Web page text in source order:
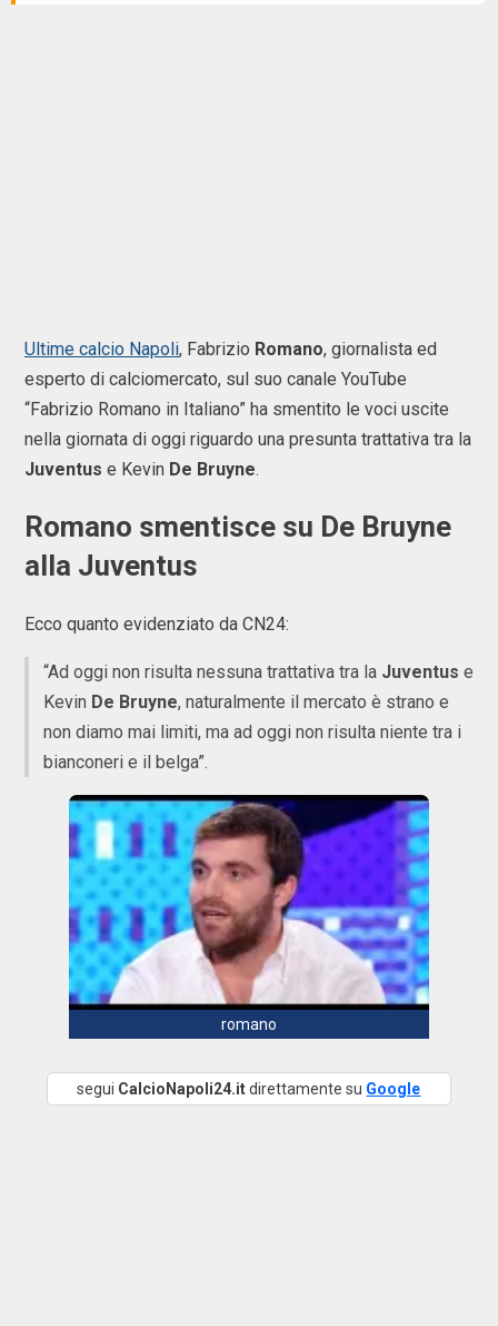
Ultime calcio Napoli, Fabrizio Romano, giornalista ed
esperto di calciomercato, sul suo canale YouTube
“Fabrizio Romano in Italiano” ha smentito le voci uscite
nella giornata di oggi riguardo una presunta trattativa tra la
Juventus e Kevin De Bruyne.
Romano smentisce su De Bruyne
alla Juventus
Ecco quanto evidenziato da CN24:
“Ad oggi non risulta nessuna trattativa tra la Juventus e
Kevin De Bruyne, naturalmente il mercato è strano e
non diamo mai limiti, ma ad oggi non risulta niente tra i
bianconeri e il belga”.
romano
segui CalcioNapoli24.itdirettamente su Google